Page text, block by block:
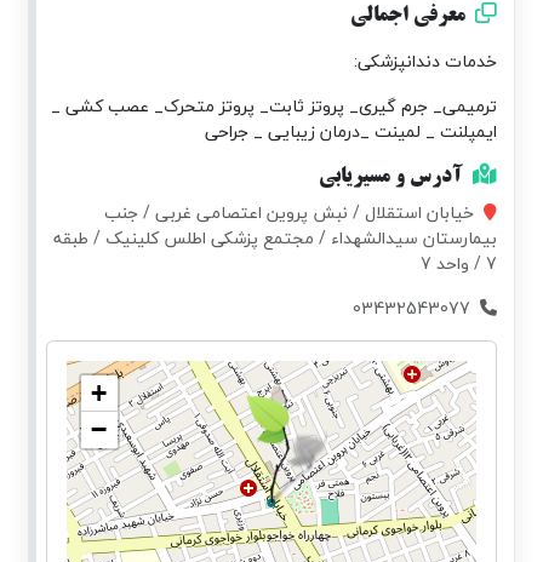
معرفی اجمالی
خدمات دندانپزشکی:
ترمیمی_ جرم گیری_ پروتز ثابت_ پروتز متحرک_ عصب کشی _
ایمپلنت _ لمینت _درمان زیبایی _ جراحی
آدرس و مسیریابی
خیابان استقلال / نبش پروین اعتصامی غربی / جنب
بیمارستان سیدالشهداء / مجتمع پزشکی اطلس کلینیک / طبقه
7 / واحد 7
+
−